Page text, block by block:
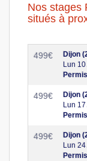
Nos stages
situés à
499€
Dijon
Lun
499€
Dijon
Lun
499€
Dijon
Lun